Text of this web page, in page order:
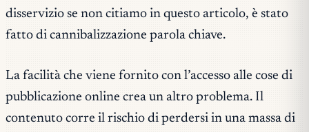
disservizio se non citiamo in questo articolo, è stato
fatto di cannibalizzazione parola chiave.
La facilità che viene fornito con l’accesso alle cose di
pubblicazione online crea un altro problema. Il
contenuto corre il rischio di perdersi in una massa di